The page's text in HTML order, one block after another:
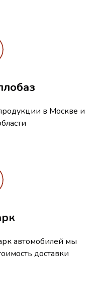
в Москве и
автомобилей мы
доставки